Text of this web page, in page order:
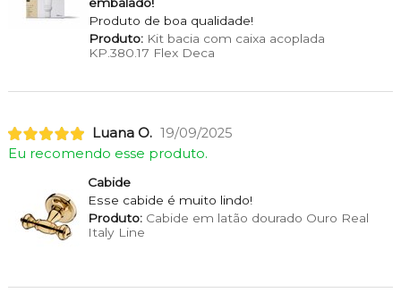
embalado!
Produto de boa qualidade!
Produto:Kit bacia com caixa acoplada
KP.380.17 Flex Deca
Luana O. 19/09/2025
Eu recomendo esse produto.
Cabide
Esse cabide é muito lindo!
Produto:Cabide em latão dourado Ouro Real
Italy Line